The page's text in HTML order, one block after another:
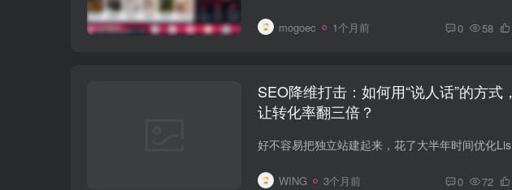
mogoec 1个月前 0 58
SEO降维打击：如何用“说人话”的方式，
让转化率翻三倍？
WING 3个月前 0 72